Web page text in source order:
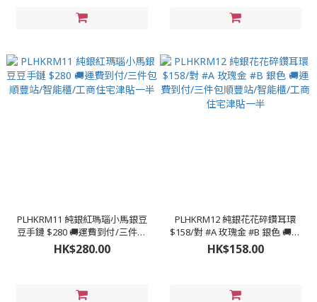
PLHKRM11 純銀紅瑪瑙小馬銀豆
豆手鏈 $280 🚚運費到付/三件包
順豐站/智能櫃/工商住宅津貼一半
HK$280.00
PLHKRM12 純銀花花碎鑽耳環
$158/對 #A 玫瑰金 #B 銀色 🚚運
費到付/三件包順豐站/智能櫃/工
商住宅津貼一半
HK$158.00